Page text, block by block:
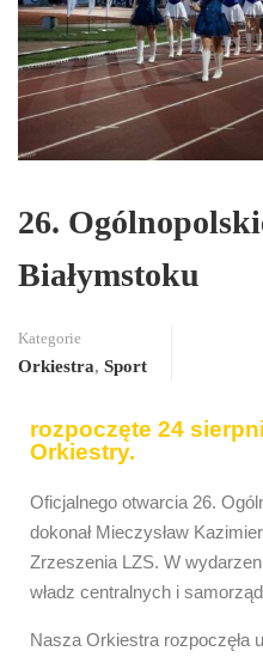
26.
Białymstoku
Kategorie
Orkiestra, Sport
rozpoczęte 24
Orkiestry.
Oficjalnego otwarcia 26.
dokonał Mieczysław
Zrzeszenia LZS. W
władz centralnych i
Nasza Orkiestra rozpoczęła